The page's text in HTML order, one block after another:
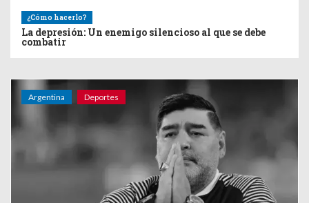
¿Cómo hacerlo?
La depresión: Un enemigo silencioso al que se debe
combatir
Argentina Deportes